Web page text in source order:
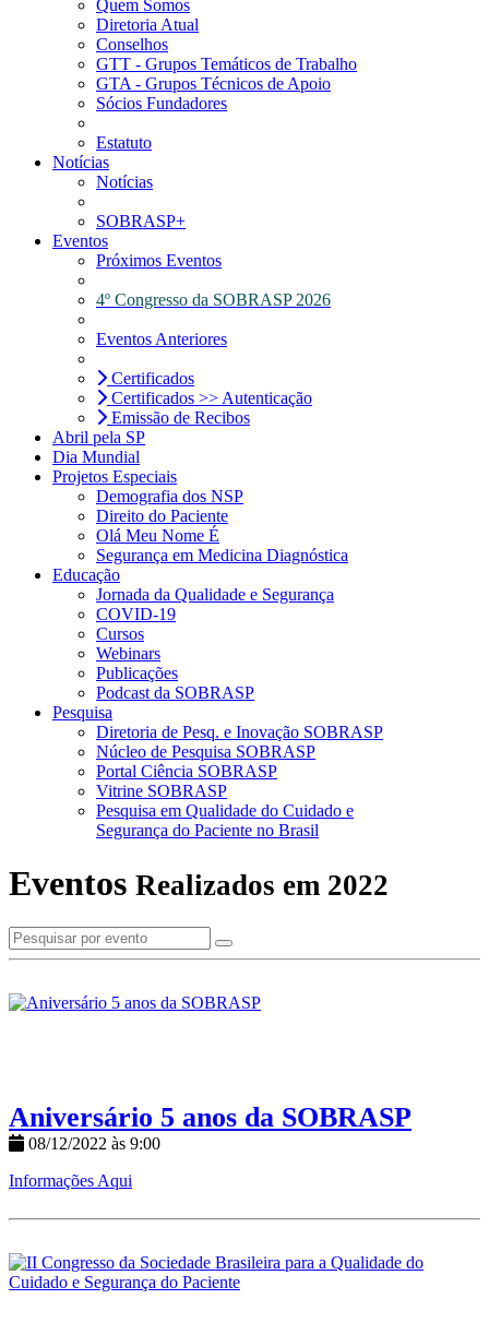
Quem Somos
Diretoria Atual
Conselhos
GTT - Grupos Temáticos de Trabalho
GTA - Grupos Técnicos de Apoio
Sócios Fundadores
Estatuto
Notícias
Notícias
SOBRASP+
Eventos
Próximos Eventos
4º Congresso da SOBRASP 2026
Eventos Anteriores
Certificados
Certificados >> Autenticação
Emissão de Recibos
Abril pela SP
Dia Mundial
Projetos Especiais
Demografia dos NSP
Direito do Paciente
Olá Meu Nome É
Segurança em Medicina Diagnóstica
Educação
Jornada da Qualidade e Segurança
COVID-19
Cursos
Webinars
Publicações
Podcast da SOBRASP
Pesquisa
Diretoria de Pesq. e Inovação SOBRASP
Núcleo de Pesquisa SOBRASP
Portal Ciência SOBRASP
Vitrine SOBRASP
Pesquisa em Qualidade do Cuidado e
Segurança do Paciente no Brasil
Eventos Realizados em 2022
Aniversário 5 anos da SOBRASP
08/12/2022 às 9:00
Informações Aqui